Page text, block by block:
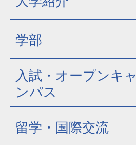
学部
入試・オープンキャ
ンパス
留学・国際交流